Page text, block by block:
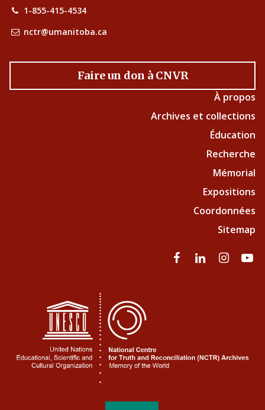
1-855-415-4534
nctr@umanitoba.ca
Faire un don à CNVR
À propos
Archives et collections
Éducation
Recherche
Mémorial
Expositions
Coordonnées
Sitemap